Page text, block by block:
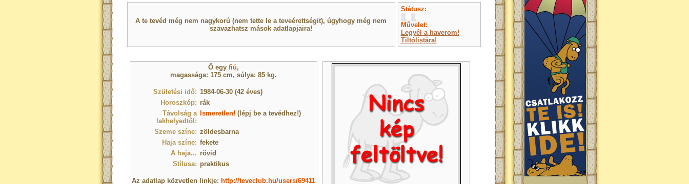
A te tevéd még nem nagykorú (nem tette le a teveérettségit), úgyhogy még nem
szavazhatsz mások adatlapjaira!
Státusz:
Művelet:
Legyél a haverom!
Tiltólistára!
Ő egy fiú,
magassága: 175 cm, súlya: 85 kg.
Születési idő: 1984-06-30 (42 éves)
Horoszkóp: rák
Távolság a
lakhelyedtől:
Ismeretlen! (lépj be a tevédhez!)
Szeme színe: zöldesbarna
Haja színe: fekete
A haja... rövid
Stílusa: praktikus
Az adatlap közvetlen linkje: http://teveclub.hu/users/69411